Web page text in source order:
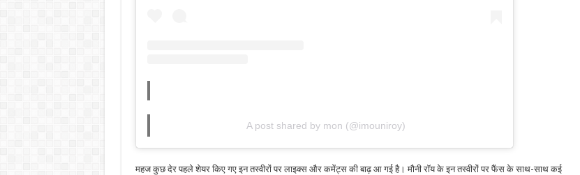
A post shared by mon (@imouniroy)
महज कुछ देर पहले शेयर किए गए इन तस्वीरों पर लाइक्स और कमेंट्स की बाढ़ आ गई है। मौनी रॉय के इन तस्वीरों पर फैंस के साथ-साथ कई